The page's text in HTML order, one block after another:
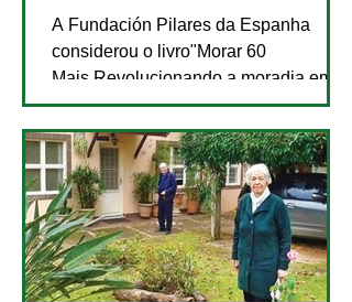
de Boas Praticas no Brasil.
A Fundación Pilares da Espanha
considerou o livro"Morar 60
Mais.Revolucionando a moradia em
face da longevidade", indicador de
Boas...